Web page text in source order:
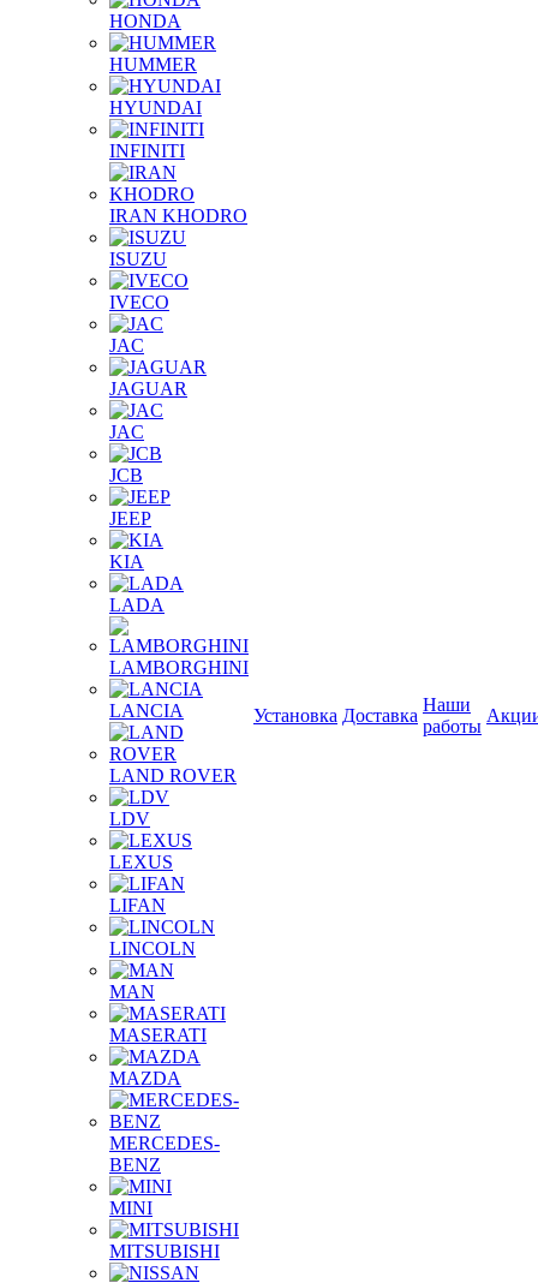
HONDA
HUMMER
HYUNDAI
INFINITI
IRAN KHODRO
ISUZU
IVECO
JAC
JAGUAR
JAС
JCB
JEEP
KIA
LADA
LAMBORGHINI
LANCIA
LAND ROVER
LDV
LEXUS
LIFAN
LINCOLN
MAN
MASERATI
MAZDA
MERCEDES-
BENZ
MINI
MITSUBISHI
Установка Доставка
Наши
работы